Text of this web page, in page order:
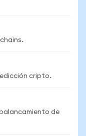
cripto.
de